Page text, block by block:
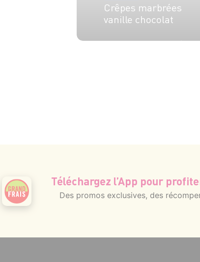
Crêpes marbrées
vanille chocolat
Téléchargez l’App pour
Des promos exclusives, des